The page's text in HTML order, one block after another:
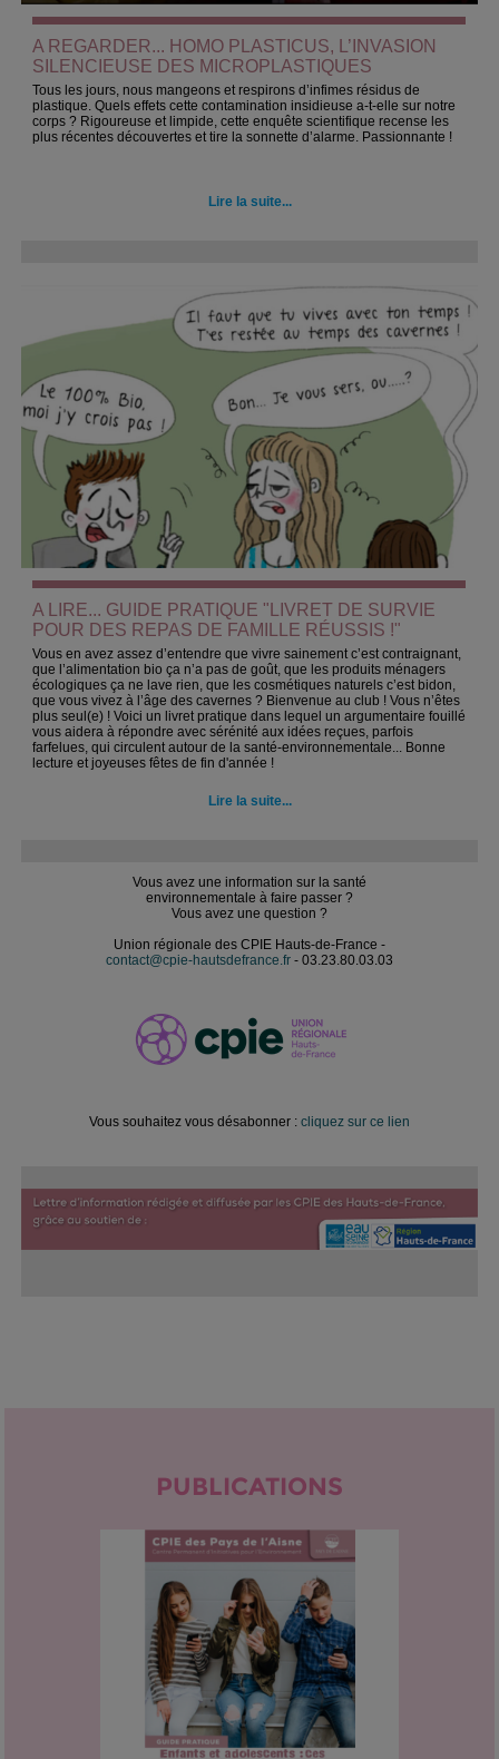
A REGARDER... HOMO PLASTICUS, L’INVASION
SILENCIEUSE DES MICROPLASTIQUES
Tous les jours, nous mangeons et respirons d’infimes résidus de
plastique. Quels effets cette contamination insidieuse a-t-elle sur notre
corps ? Rigoureuse et limpide, cette enquête scientifique recense les
plus récentes découvertes et tire la sonnette d’alarme. Passionnante !
Lire la suite...
A LIRE... GUIDE PRATIQUE "LIVRET DE SURVIE
POUR DES REPAS DE FAMILLE RÉUSSIS !"
Vous en avez assez d’entendre que vivre sainement c’est contraignant,
que l’alimentation bio ça n’a pas de goût, que les produits ménagers
écologiques ça ne lave rien, que les cosmétiques naturels c’est bidon,
que vous vivez à l’âge des cavernes ? Bienvenue au club ! Vous n’êtes
plus seul(e) ! Voici un livret pratique dans lequel un argumentaire fouillé
vous aidera à répondre avec sérénité aux idées reçues, parfois
farfelues, qui circulent autour de la santé-environnementale... Bonne
lecture et joyeuses fêtes de fin d'année !
Lire la suite...
Vous avez une information sur la santé
environnementale à faire passer ?
Vous avez une question ?
Union régionale des CPIE Hauts-de-France -
contact@cpie-hautsdefrance.fr - 03.23.80.03.03
Vous souhaitez vous désabonner : cliquez sur ce lien
PUBLICATIONS